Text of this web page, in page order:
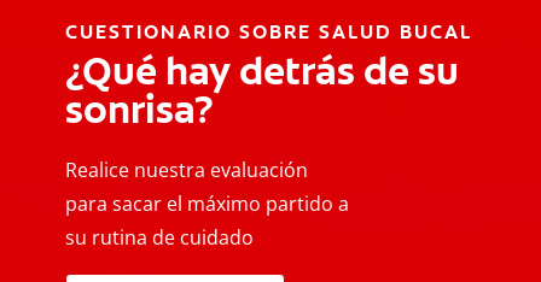
CUESTIONARIO SOBRE SALUD BUCAL
¿Qué hay detrás de su
sonrisa?
Realice nuestra evaluación
para sacar el máximo partido a
su rutina de cuidado